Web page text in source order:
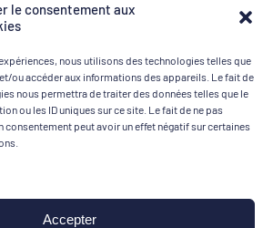
le consentement aux
nous utilisons des technologies telles que
ou accéder aux informations des appareils. Le fait de
nous permettra de traiter des données telles que le
ou les ID uniques sur ce site. Le fait de ne pas
consentement peut avoir un effet négatif sur certaines
Accepter
Club de Dégustation
Contact
MOYENS DE PAIEMENT